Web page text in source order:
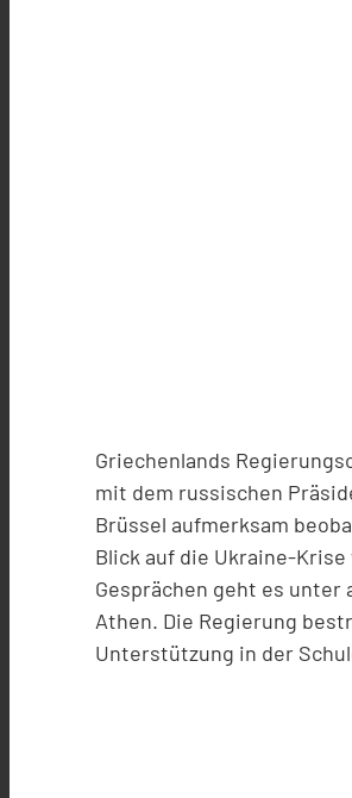
Griechenlands
mit dem russischen
Brüssel aufmerksam
Blick auf die Ukraine-
Gesprächen geht es unter
Athen. Die Regierung
Unterstützung in der